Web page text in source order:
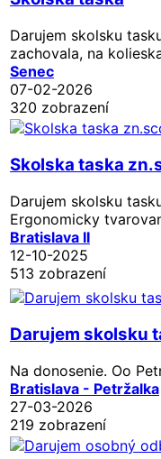
Darujem skolsku
zachovala, na
Senec
07-02-2026
320 zobrazení
Skolska taska
Darujem skolsku
Ergonomicky
Bratislava II
12-10-2025
513 zobrazení
Darujem skolsku
Na donosenie. Oo
Bratislava - Petržalka
27-03-2026
219 zobrazení